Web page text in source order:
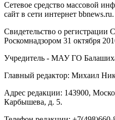
Сетевое средство массовой
сайт в сети интернет bbnews.ru.
Свидетельство о
Роскомнадзором 31 октября
Учредитель - МАУ ГО
Главный редактор: Михаил
Адрес редакции: 143900,
Карбышева, д. 5.